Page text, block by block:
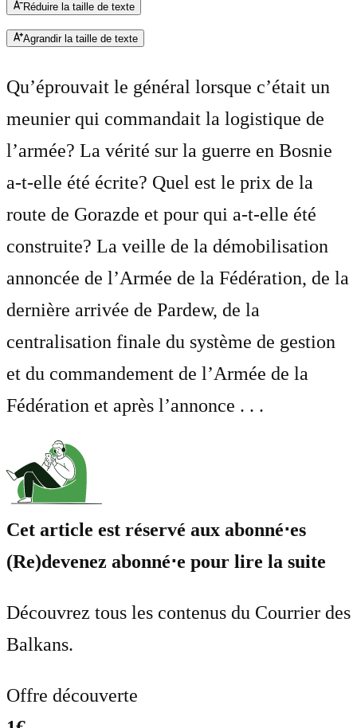
Réduire la taille de texte
Agrandir la taille de texte
Qu’éprouvait le général lorsque c’était un
meunier qui commandait la logistique de
l’armée? La vérité sur la guerre en Bosnie
a-t-elle été écrite? Quel est le prix de la
route de Gorazde et pour qui a-t-elle été
construite? La veille de la démobilisation
annoncée de l’Armée de la Fédération, de la
dernière arrivée de Pardew, de la
centralisation finale du système de gestion
et du commandement de l’Armée de la
Fédération et après l’annonce . . .
Cet article est réservé aux abonné⋅es
(Re)devenez abonné⋅e pour lire la suite
Découvrez tous les contenus du Courrier des
Balkans.
Offre découverte